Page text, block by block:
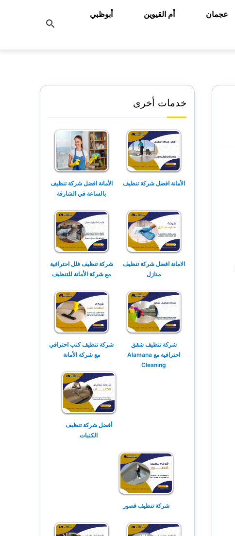
عجمان أم القيوين أبوظبي
خدمات أخرى
الأمانة افضل شركة تنظيف
الأمانة افضل شركة تنظيف
بالساعة في الشارقة
الامانة افضل شركة تنظيف
منازل
شركة تنظيف فلل احترافية
مع شركة الأمانة للتنظيف
شركة تنظيف شقق
احترافية مع Alamana
Cleaning
شركة تنظيف كنب احترافي
مع شركة الأمانة
أفضل شركة تنظيف
الكنبات
شركة تنظيف قصور